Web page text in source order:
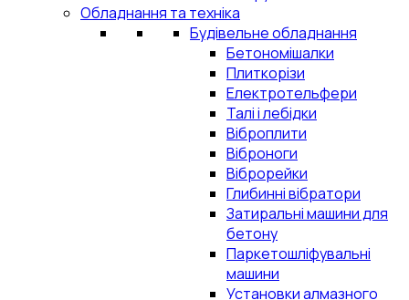
Обладнання та техніка
Будівельне обладнання
Бетономішалки
Плиткорізи
Електротельфери
Талі і лебідки
Віброплити
Віброноги
Віброрейки
Глибинні вібратори
Затиральні машини для
бетону
Паркетошліфувальні
машини
Установки алмазного